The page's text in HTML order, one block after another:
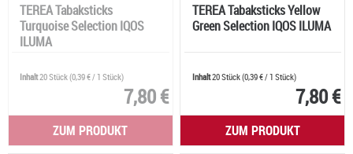
TEREA Tabaksticks
Turquoise Selection IQOS
ILUMA
Inhalt20 Stück(0,39 €/ 1 Stück)
7,80 €
ZUM PRODUKT
TEREA Tabaksticks Yellow
Green Selection IQOS ILUMA
Inhalt20 Stück(0,39 €/ 1 Stück)
7,80 €
ZUM PRODUKT